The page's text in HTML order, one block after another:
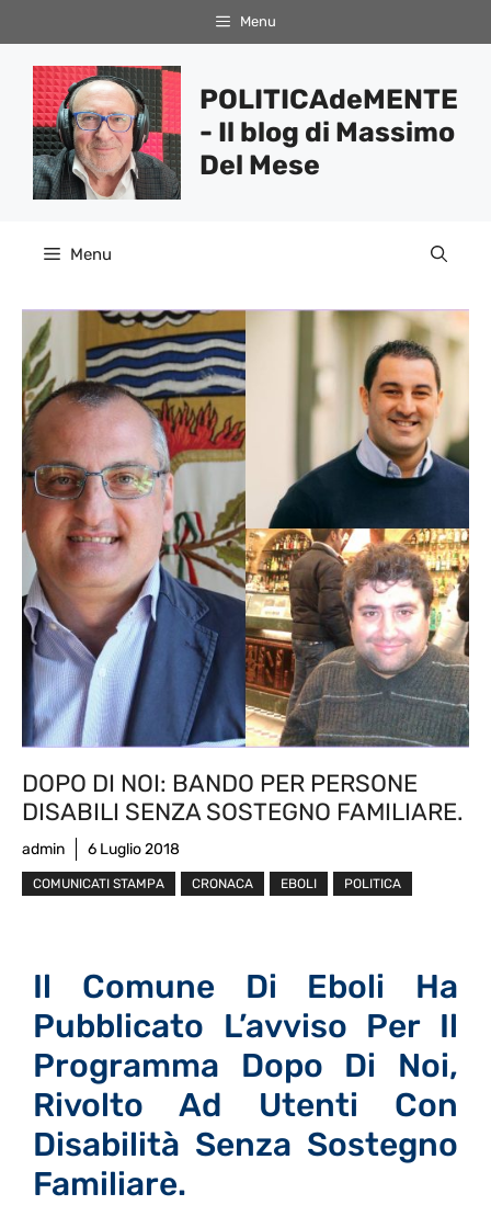
al
contenuto
Menu
POLITICAdeMENTE
- Il blog di Massimo
Del Mese
Menu
DOPO DI NOI: BANDO PER PERSONE
DISABILI SENZA SOSTEGNO FAMILIARE.
admin 6 Luglio 2018
COMUNICATI STAMPA CRONACA EBOLI POLITICA
Il Comune Di Eboli Ha
Pubblicato L’avviso Per Il
Programma Dopo Di Noi,
Rivolto Ad Utenti Con
Disabilità Senza Sostegno
Familiare.